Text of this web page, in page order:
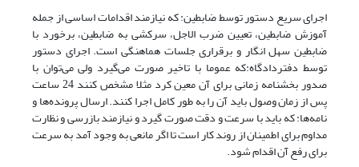
اجرای سریع دستور توسط ضابطین: که نیازمند اقدامات اساسی از جمله
آموزش ضابطین، تعیین ضرب الاجل، سرکشی به ضابطین، برخورد با
ضابطین سهل انگار و برقراری جلسات هماهنگی است. اجرای دستور
توسط دفتردادگاه:که عموما با تاخیر صورت می‌گیرد ولی می‌‌‌توان با
صدور بخشنامه زمانی برای آن معین کرد مثلا مشخص کنند 24 ساعت
پس از زمان وصول باید آن را به طور کامل اجرا کنند. ارسال پرونده‌ها و
نامه‌ها: که باید با سرعت و دقت صورت گیرد و نیازمند بازرسی و نظارت
مداوم برای اطمینان از روند کار است تا اگر مانعی به وجود آمد به سرعت
برای رفع آن اقدام شود.